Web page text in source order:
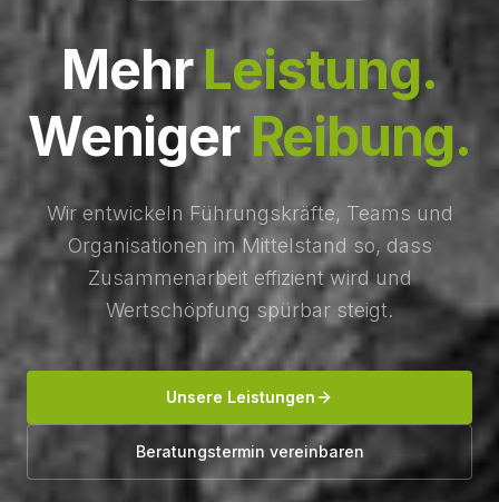
MehrLeistung.
WenigerReibung.
Wir entwickeln Führungskräfte, Teams und
Organisationen im Mittelstand so, dass
Zusammenarbeit effizient wird und
Wertschöpfung spürbar steigt.
Unsere Leistungen
Beratungstermin vereinbaren